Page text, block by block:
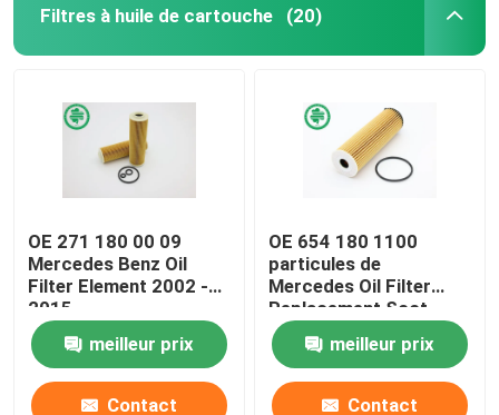
Filtres à huile de cartouche (20)
OE 271 180 00 09
Mercedes Benz Oil
Filter Element 2002 -
2015
meilleur prix
Contact
OE 654 180 1100
particules de
Mercedes Oil Filter
Replacement Soot
meilleur prix
Contact